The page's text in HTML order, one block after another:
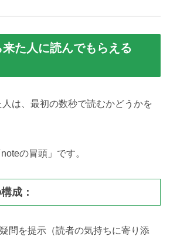
た人に読んでもらえる
は、最初の数秒で読むかどうかを
の冒頭」です。
成：
問を提示（読者の気持ちに寄り添